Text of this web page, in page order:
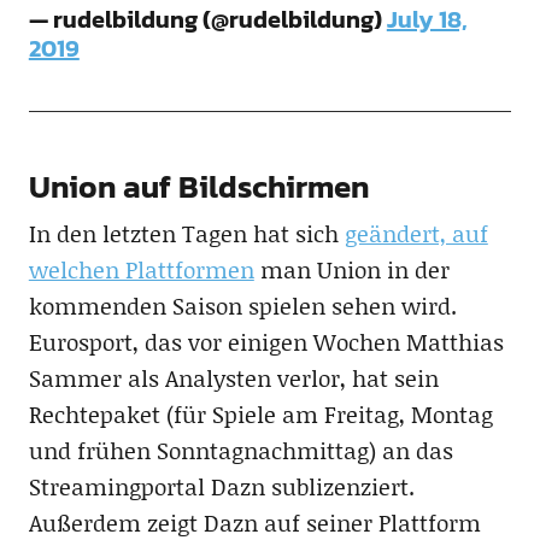
— rudelbildung (@rudelbildung)July 18,
2019
Union auf Bildschirmen
In den letzten Tagen hat sich geändert, auf
welchen Plattformenman Union in der
kommenden Saison spielen sehen wird.
Eurosport, das vor einigen Wochen Matthias
Sammer als Analysten verlor, hat sein
Rechtepaket (für Spiele am Freitag, Montag
und frühen Sonntagnachmittag) an das
Streamingportal Dazn sublizenziert.
Außerdem zeigt Dazn auf seiner Plattform